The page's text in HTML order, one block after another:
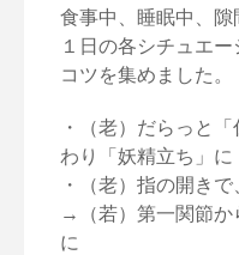
食事中、睡眠中、隙
１日の各シチュエ
コツを集めました。
・（老）だらっと
わり「妖精立ち」に
・（老）指の開き
→（若）第一関節か
に